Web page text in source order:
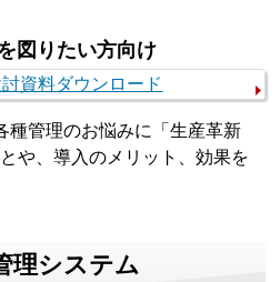
図りたい方向け
種管理のお悩みに「生産革新
や、導入のメリット、効果を
理システム